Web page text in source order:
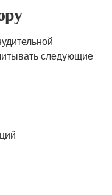
следующие